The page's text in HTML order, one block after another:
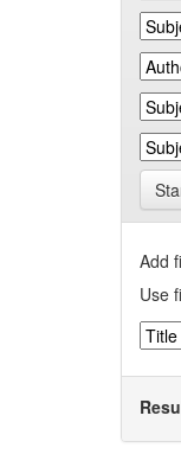
Add
Use